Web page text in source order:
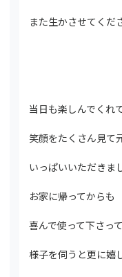
また生かさせてくだ
当日も楽しんでくれ
笑顔をたくさん見て
いっぱいいただきま
お家に帰ってからも
喜んで使って下さっ
様子を伺うと更に